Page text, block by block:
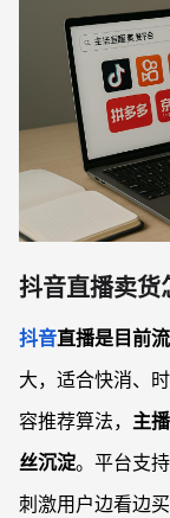
抖音直播卖货
抖音直播是目前
大，适合快消、时
容推荐算法， 主
丝沉淀。平台支
刺激用户边看边